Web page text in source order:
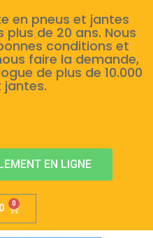
en pneus et jantes
de 20 ans. Nous
conditions et
faire la demande,
de plus de 10.000
jantes.
EN LIGNE